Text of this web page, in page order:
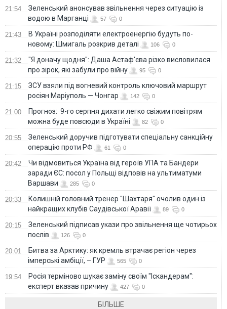
21:54
Зеленський анонсував звільнення через ситуацію із
водою в Марганці
57 0
21:43
В Україні розподіляти електроенергію будуть по-
новому: Шмигаль розкрив деталі
106 0
21:32
"Я доначу щодня": Даша Астаф'єва різко висловилася
про зірок, які забули про війну
95 0
21:15
ЗСУ взяли під вогневий контроль ключовий маршрут
росіян Маріуполь — Чонгар
142 0
21:00
Прогноз: 9-го серпня дихати легко свіжим повітрям
можна буде повсюди в Україні
82 0
20:55
Зеленський доручив підготувати спеціальну санкційну
операцію проти РФ
61 0
20:42
Чи відмовиться Україна від героїв УПА та Бандери
заради ЄС: посол у Польщі відповів на ультиматуми
Варшави
285 0
20:33
Колишній головний тренер "Шахтаря" очолив один із
найкращих клубів Саудівської Аравії
89 0
20:15
Зеленський підписав укази про звільнення ще чотирьох
послів
126 0
20:01
Битва за Арктику: як кремль втрачає регіон через
імперські амбіції, – ГУР
565 0
19:54
Росія терміново шукає заміну своїм "Іскандерам":
експерт вказав причину
427 0
БІЛЬШЕ